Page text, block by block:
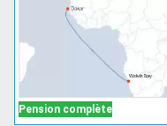
Pension complète